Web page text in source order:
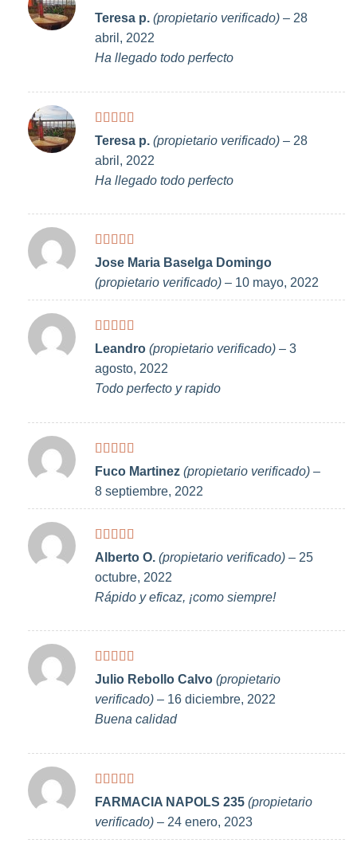
Valorado
con5de 5
Teresa p. (propietario verificado) – 28
abril, 2022
Ha llegado todo perfecto
Valorado
con5de 5
Teresa p. (propietario verificado) – 28
abril, 2022
Ha llegado todo perfecto
Valorado
con5de 5
Jose Maria Baselga Domingo
(propietario verificado) – 10 mayo, 2022
Valorado
con5de 5
Leandro (propietario verificado) – 3
agosto, 2022
Todo perfecto y rapido
Valorado
con5de 5
Fuco Martinez (propietario verificado) –
8 septiembre, 2022
Valorado
con 5de 5
Alberto O. (propietario verificado) – 25
octubre, 2022
Rápido y eficaz, ¡como siempre!
Valorado
con4de
5
Julio Rebollo Calvo (propietario
verificado) – 16 diciembre, 2022
Buena calidad
Valorado
con 4de
5
FARMACIA NAPOLS 235 (propietario
verificado) – 24 enero, 2023